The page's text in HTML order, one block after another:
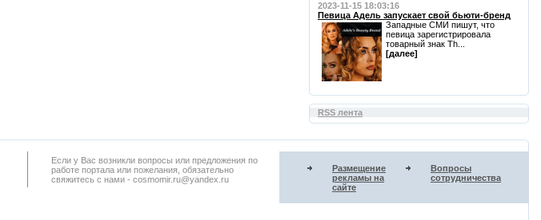
2023-11-15 18:03:16
Певица Адель запускает свой бьюти-бренд
Западные СМИ пишут, что
певица зарегистрировала
товарный знак Th...
[далее]
RSS лента
Если у Вас возникли вопросы или предложения по
работe портала или пожелания, обязательно
свяжитесь с нами - cosmomir.ru@yandex.ru
Размещение
рекламы на
сайте
Вопросы
сотрудничества